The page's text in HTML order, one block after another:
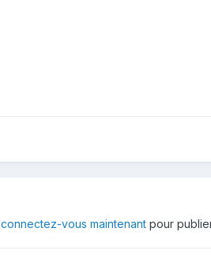
connectez-vous maintenant pour